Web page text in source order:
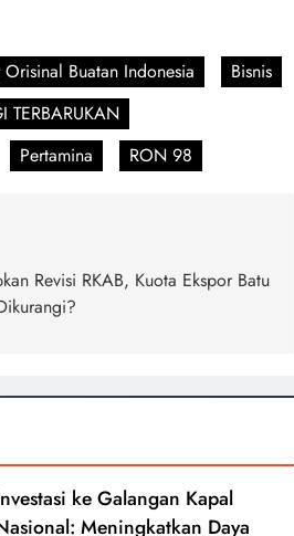
Orisinal Buatan Indonesia
Bisnis
TERBARUKAN
Pertamina RON 98
Revisi RKAB, Kuota Ekspor Batu
ke Galangan Kapal
Meningkatkan Daya